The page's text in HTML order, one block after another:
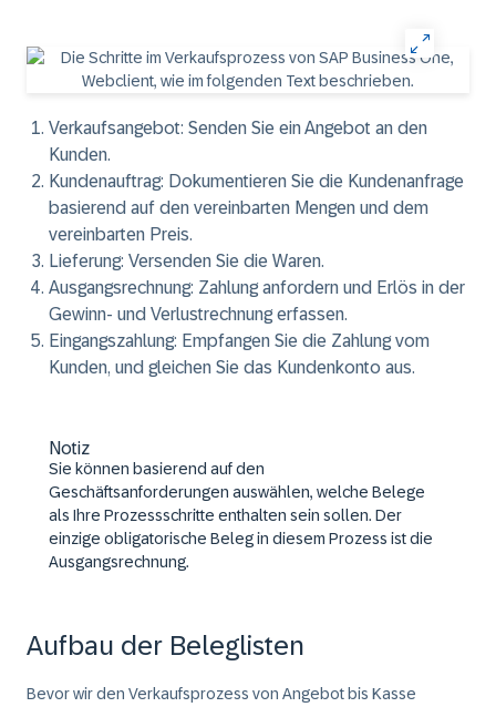
Verkaufsangebot: Senden Sie ein Angebot an den
Kunden.
Kundenauftrag: Dokumentieren Sie die Kundenanfrage
basierend auf den vereinbarten Mengen und dem
vereinbarten Preis.
Lieferung: Versenden Sie die Waren.
Ausgangsrechnung: Zahlung anfordern und Erlös in der
Gewinn- und Verlustrechnung erfassen.
Eingangszahlung: Empfangen Sie die Zahlung vom
Kunden, und gleichen Sie das Kundenkonto aus.
Notiz
Sie können basierend auf den
Geschäftsanforderungen auswählen, welche Belege
als Ihre Prozessschritte enthalten sein sollen. Der
einzige obligatorische Beleg in diesem Prozess ist die
Ausgangsrechnung.
Aufbau der Beleglisten
Bevor wir den Verkaufsprozess von Angebot bis Kasse